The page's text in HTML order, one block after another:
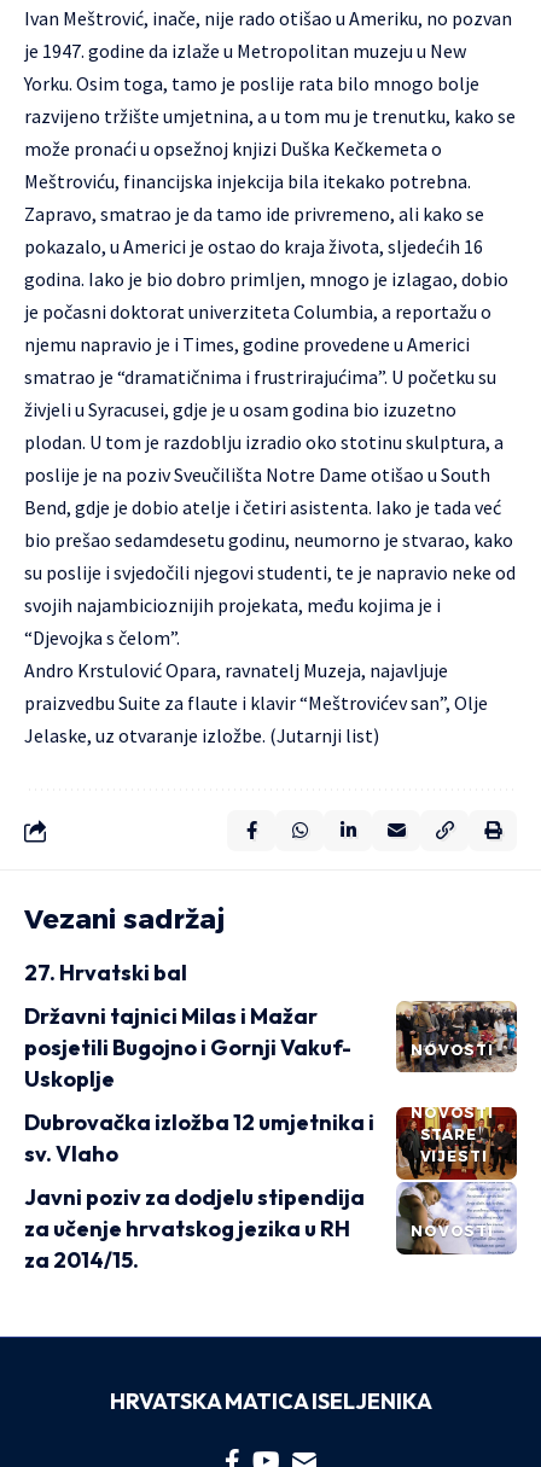
Ivan Meštrović, inače, nije rado otišao u Ameriku, no pozvan
je 1947. godine da izlaže u Metropolitan muzeju u New
Yorku. Osim toga, tamo je poslije rata bilo mnogo bolje
razvijeno tržište umjetnina, a u tom mu je trenutku, kako se
može pronaći u opsežnoj knjizi Duška Kečkemeta o
Meštroviću, financijska injekcija bila itekako potrebna.
Zapravo, smatrao je da tamo ide privremeno, ali kako se
pokazalo, u Americi je ostao do kraja života, sljedećih 16
godina. Iako je bio dobro primljen, mnogo je izlagao, dobio
je počasni doktorat univerziteta Columbia, a reportažu o
njemu napravio je i Times, godine provedene u Americi
smatrao je “dramatičnima i frustrirajućima”. U početku su
živjeli u Syracusei, gdje je u osam godina bio izuzetno
plodan. U tom je razdoblju izradio oko stotinu skulptura, a
poslije je na poziv Sveučilišta Notre Dame otišao u South
Bend, gdje je dobio atelje i četiri asistenta. Iako je tada već
bio prešao sedamdesetu godinu, neumorno je stvarao, kako
su poslije i svjedočili njegovi studenti, te je napravio neke od
svojih najambicioznijih projekata, među kojima je i
“Djevojka s čelom”.
Andro Krstulović Opara, ravnatelj Muzeja, najavljuje
praizvedbu Suite za flaute i klavir “Meštrovićev san”, Olje
Jelaske, uz otvaranje izložbe. (Jutarnji list)
Vezani sadržaj
27. Hrvatski bal
NOVOSTI
Državni tajnici Milas i Mažar
posjetili Bugojno i Gornji Vakuf-
Uskoplje
NOVOSTI
STARE
VIJESTI
Dubrovačka izložba 12 umjetnika i
sv. Vlaho
NOVOSTI
Javni poziv za dodjelu stipendija
za učenje hrvatskog jezika u RH
za 2014/15.
HRVATSKA MATICA ISELJENIKA